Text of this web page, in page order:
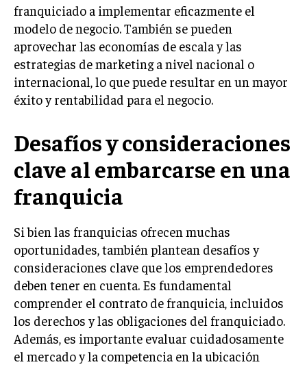
MARKETING B2B
MARKETING B2C
FRANQUICIAS
MARKETING DE INFLUENCERS
E-COMMERCE Y COMERCIO ELECTRÓNICO
ESTRATEGIAS DE PRICING Y GESTIÓN DE
PRECIOS
GESTIÓN DE CRISIS EMPRESARIALES
EMPRESAS Y STARTUPS TECNOLÓGICAS
GESTIÓN DE LA EXPERIENCIA DEL CLIENTE
MÁS
PROYECTOS
GESTIÓN DE PROYECTOS
GESTIÓN DE OPERACIONES Y CADENA DE
SUMINISTRO
franquiciado a implementar eficazmente el
modelo de negocio. También se pueden
aprovechar las economías de escala y las
estrategias de marketing a nivel nacional o
internacional, lo que puede resultar en un mayor
éxito y rentabilidad para el negocio.
Desafíos y consideraciones
clave al embarcarse en una
franquicia
Si bien las franquicias ofrecen muchas
oportunidades, también plantean desafíos y
consideraciones clave que los emprendedores
deben tener en cuenta. Es fundamental
comprender el contrato de franquicia, incluidos
los derechos y las obligaciones del franquiciado.
Además, es importante evaluar cuidadosamente
el mercado y la competencia en la ubicación